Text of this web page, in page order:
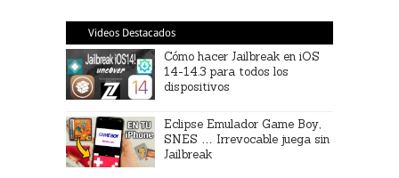
Videos Destacados
Cómo hacer Jailbreak en iOS
14-14.3 para todos los
dispositivos
Eclipse Emulador Game Boy,
SNES … Irrevocable juega sin
Jailbreak